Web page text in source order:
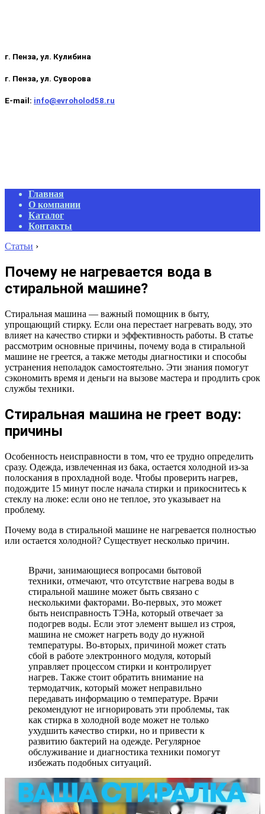
г. Пенза, ул. Кулибина
г. Пенза, ул. Суворова
E-mail: info@evroholod58.ru
Primary
Navigation
Menu
Главная
О компании
Каталог
Контакты
Статьи ›
Почему не нагревается вода в
стиральной машине?
Стиральная машина — важный помощник в быту,
упрощающий стирку. Если она перестает нагревать воду, это
влияет на качество стирки и эффективность работы. В статье
рассмотрим основные причины, почему вода в стиральной
машине не греется, а также методы диагностики и способы
устранения неполадок самостоятельно. Эти знания помогут
сэкономить время и деньги на вызове мастера и продлить срок
службы техники.
Стиральная машина не греет воду:
причины
Особенность неисправности в том, что ее трудно определить
сразу. Одежда, извлеченная из бака, остается холодной из-за
полоскания в прохладной воде. Чтобы проверить нагрев,
подождите 15 минут после начала стирки и прикоснитесь к
стеклу на люке: если оно не теплое, это указывает на
проблему.
Почему вода в стиральной машине не нагревается полностью
или остается холодной? Существует несколько причин.
Врачи, занимающиеся вопросами бытовой
техники, отмечают, что отсутствие нагрева воды в
стиральной машине может быть связано с
несколькими факторами. Во-первых, это может
быть неисправность ТЭНа, который отвечает за
подогрев воды. Если этот элемент вышел из строя,
машина не сможет нагреть воду до нужной
температуры. Во-вторых, причиной может стать
сбой в работе электронного модуля, который
управляет процессом стирки и контролирует
нагрев. Также стоит обратить внимание на
термодатчик, который может неправильно
передавать информацию о температуре. Врачи
рекомендуют не игнорировать эти проблемы, так
как стирка в холодной воде может не только
ухудшить качество стирки, но и привести к
развитию бактерий на одежде. Регулярное
обслуживание и диагностика техники помогут
избежать подобных ситуаций.